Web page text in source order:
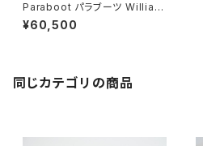
Paraboot パラブーツ William
ウィリアム 6.5 ブラウン DEAD
STOCK
¥60,500
同じカテゴリの商品